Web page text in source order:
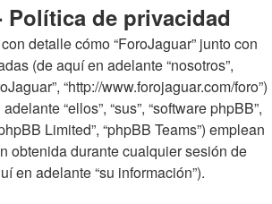
Política de privacidad
detalle cómo “ForoJaguar” junto con
(de aquí en adelante “nosotros”,
“http://www.forojaguar.com/foro”)
“ellos”, “sus”, “software phpBB”,
Limited”, “phpBB Teams”) emplean
obtenida durante cualquier sesión de
en adelante “su información”).